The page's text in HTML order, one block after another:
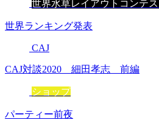
世界水草レイアウトコンテス
世界ランキング発表
CAJ
CAJ対談2020 細田孝志 前編
ショップ
パーティー前夜